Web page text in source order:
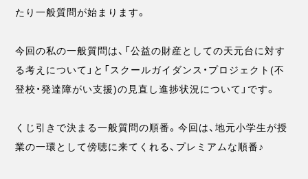
たり一般質問が始まります。
今回の私の一般質問は、「公益の財産としての天元台に対す
る考えについて」と「スクールガイダンス・プロジェクト(不
登校・発達障がい支援)の見直し進捗状況について」です。
くじ引きで決まる一般質問の順番。今回は、地元小学生が授
業の一環として傍聴に来てくれる、プレミアムな順番♪